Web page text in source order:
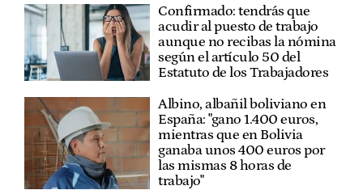
Confirmado: tendrás que
acudir al puesto de trabajo
aunque no recibas la nómina
según el artículo 50 del
Estatuto de los Trabajadores
Albino, albañil boliviano en
España: "gano 1.400 euros,
mientras que en Bolivia
ganaba unos 400 euros por
las mismas 8 horas de
trabajo"